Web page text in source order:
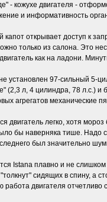
- кожухе двигателя -
и информативность
капот открывает доступ к
только из салона. Это
как на ладони.
установлен 97-сильный 5-
(2,3 л, 4 цилиндра, 78 л.с.) и
агрегатов механические
двигатель легко, хотя
бы наверняка тише. Надо
был значительно
Istana плавно и не
сидящих в спину, а
работа двигателя